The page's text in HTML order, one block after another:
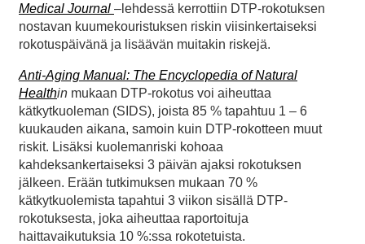
Medical Journal –lehdessä kerrottiin DTP-rokotuksen
nostavan kuumekouristuksen riskin viisinkertaiseksi
rokotuspäivänä ja lisäävän muitakin riskejä.
Anti-Aging Manual: The Encyclopedia of Natural
Healthin mukaan DTP-rokotus voi aiheuttaa
kätkytkuoleman (SIDS), joista 85 % tapahtuu 1 – 6
kuukauden aikana, samoin kuin DTP-rokotteen muut
riskit. Lisäksi kuolemanriski kohoaa
kahdeksankertaiseksi 3 päivän ajaksi rokotuksen
jälkeen. Erään tutkimuksen mukaan 70 %
kätkytkuolemista tapahtui 3 viikon sisällä DTP-
rokotuksesta, joka aiheuttaa raportoituja
haittavaikutuksia 10 %:ssa rokotetuista.